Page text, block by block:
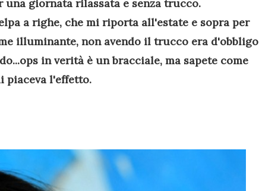
giornata rilassata e senza trucco.
a righe, che mi riporta all'estate e sopra per
illuminante, non avendo il trucco era d'obbligo
in verità è un bracciale, ma sapete come
piaceva l'effetto.